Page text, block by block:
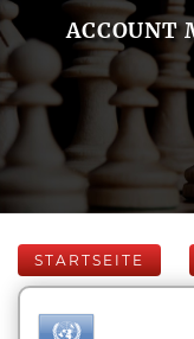
ACCOUNT
STARTSEITE